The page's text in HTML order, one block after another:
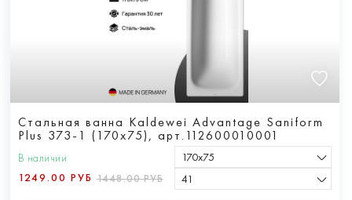
Стальная ванна Kaldewei Advantage Saniform
Plus 373-1 (170x75), арт.112600010001
В наличии
1249.00 РУБ1448.00 РУБ
170х75
41